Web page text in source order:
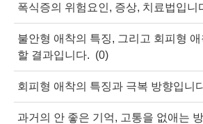
폭식증의 위험요인, 증상, 치료법입니
불안형 애착의 특징, 그리고 회피형
할 결과입니다. (0)
회피형 애착의 특징과 극복 방향입니
과거의 안 좋은 기억, 고통을 없애는